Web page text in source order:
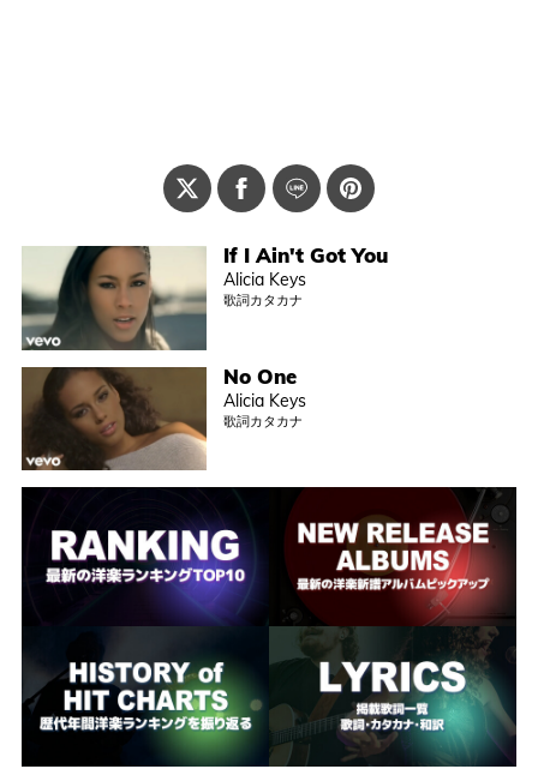
If I Ain't Got You
Alicia Keys
歌詞カタカナ
No One
Alicia Keys
歌詞カタカナ